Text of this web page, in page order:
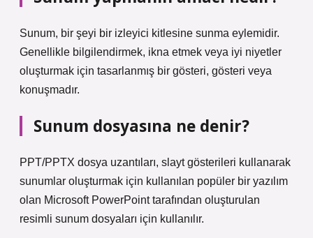
Sunum, bir şeyi bir izleyici kitlesine sunma eylemidir.
Genellikle bilgilendirmek, ikna etmek veya iyi niyetler
oluşturmak için tasarlanmış bir gösteri, gösteri veya
konuşmadır.
Sunum dosyasına ne denir?
PPT/PPTX dosya uzantıları, slayt gösterileri kullanarak
sunumlar oluşturmak için kullanılan popüler bir yazılım
olan Microsoft PowerPoint tarafından oluşturulan
resimli sunum dosyaları için kullanılır.